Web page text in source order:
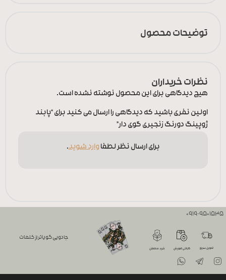
توضیحات محصول
نظرات خریداران
هیچ دیدگاهی برای این محصول نوشته نشده است.
اولین نفری باشید که دیدگاهی را ارسال می کنید برای “پابند
ژوپینگ دورنگ زنجیری گوی دار”
برای ارسال نظر لطفاوارد شوید.
0919-9501535
تحویل سریع گارانتی تعویض خرید مطمئن
جادویی گویاتر از کلمات